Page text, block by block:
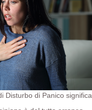
Disturbo di Panico significa